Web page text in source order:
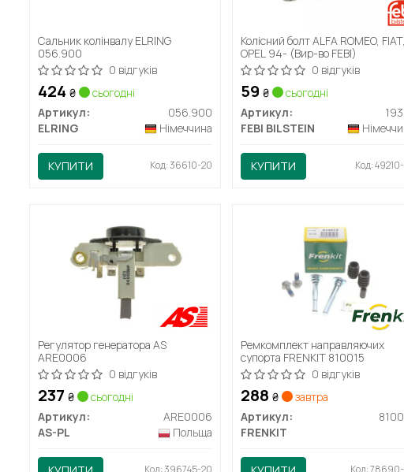
Сальник колінвалу ELRING
056.900
0 відгуків
424 ₴
сьогодні
Артикул:
056.900
ELRING
Німеччина
КУПИТИ Код: 36610-20
Колісний болт ALFA ROMEO, FIAT,
OPEL 94- (Вир-во FEBI)
0 відгуків
59 ₴
сьогодні
Артикул:
FEBI BILSTEIN
КУПИТИ Код:
Регулятор генератора AS
ARE0006
0 відгуків
237 ₴
сьогодні
Артикул:
ARE0006
AS-PL
Польща
Код: 396745-20
Ремкомплект направляючих
супорта FRENKIT 810015
0 відгуків
288 ₴
завтра
Артикул:
FRENKIT
Код: